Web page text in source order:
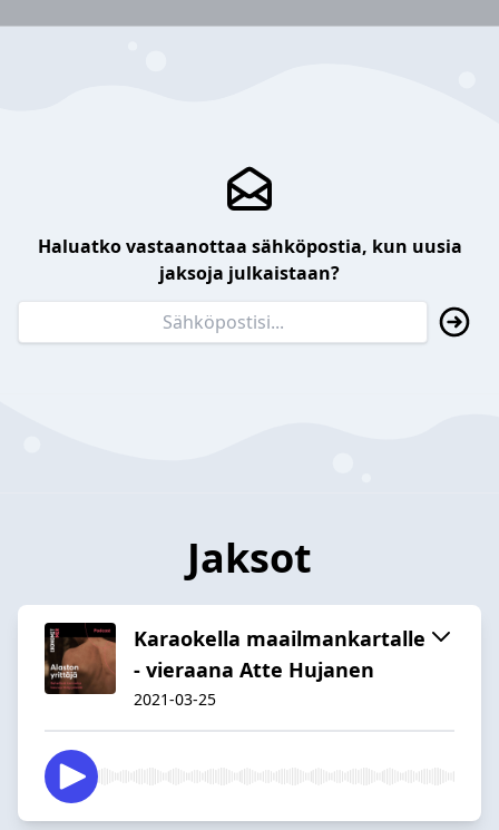
Haluatko vastaanottaa sähköpostia, kun uusia
jaksoja julkaistaan?
Jaksot
Karaokella maailmankartalle
- vieraana Atte Hujanen
2021-03-25